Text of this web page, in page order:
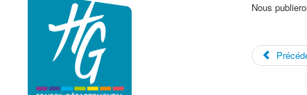
Nous